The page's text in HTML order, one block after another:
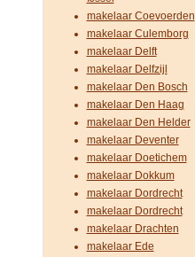
makelaar Coevoerden
makelaar Culemborg
makelaar Delft
makelaar Delfzijl
makelaar Den Bosch
makelaar Den Haag
makelaar Den Helder
makelaar Deventer
makelaar Doetichem
makelaar Dokkum
makelaar Dordrecht
makelaar Dordrecht
makelaar Drachten
makelaar Ede